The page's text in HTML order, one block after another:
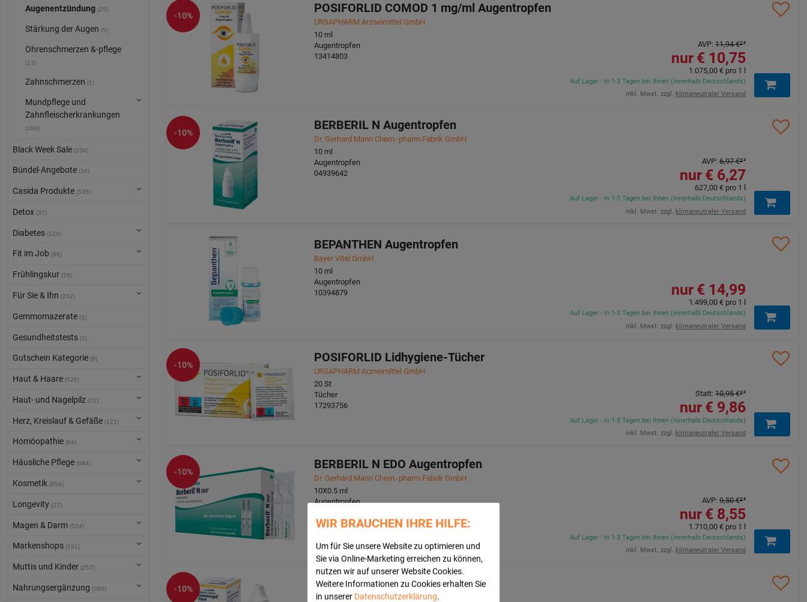
WIR BRAUCHEN IHRE HILFE:
Um für Sie unsere Website zu optimieren und
Sie via Online-Marketing erreichen zu können,
nutzen wir auf unserer Website Cookies.
Weitere Informationen zu Cookies erhalten Sie
in unserer Datenschutzerklärung.
POSIFORLID COMOD 1 mg/ml Augentropfen
URSAPHARM Arzneimittel GmbH
10 ml
Augentropfen
13414803
10,75 €
AVP: 11,94 €²
Auf Lager - In 1-3 Tagen bei Ihnen (innerhalb Deutschlands)
inkl. Mwst. zzgl. klimaneutraler Versand
1.075,00 €pro 1 l
-10%
BERBERIL N Augentropfen
Dr. Gerhard Mann Chem.-pharm.Fabrik GmbH
10 ml
Augentropfen
04939642
6,27 €
AVP: 6,97 €²
Auf Lager - In 1-3 Tagen bei Ihnen (innerhalb Deutschlands)
inkl. Mwst. zzgl. klimaneutraler Versand
627,00 €pro 1 l
-10%
BEPANTHEN Augentropfen
Bayer Vital GmbH
10 ml
Augentropfen
10394879
14,99 €
Auf Lager - In 1-3 Tagen bei Ihnen (innerhalb Deutschlands)
inkl. Mwst. zzgl. klimaneutraler Versand
1.499,00 €pro 1 l
POSIFORLID Lidhygiene-Tücher
URSAPHARM Arzneimittel GmbH
20 St
Tücher
17293756
9,86 €
Statt: 10,95 €³
Auf Lager - In 1-3 Tagen bei Ihnen (innerhalb Deutschlands)
inkl. Mwst. zzgl. klimaneutraler Versand
-10%
BERBERIL N EDO Augentropfen
Dr. Gerhard Mann Chem.-pharm.Fabrik GmbH
10X0.5 ml
Augentropfen
8,55 €
AVP: 9,50 €²
Auf Lager - In 1-3 Tagen bei Ihnen (innerhalb Deutschlands)
inkl. Mwst. zzgl. klimaneutraler Versand
1.710,00 €pro 1 l
-10%
CORNEREGEL Fluid Augentropfen
Dr. Gerhard Mann Chem.-pharm.Fabrik GmbH
-10%
Augenentzündung (25)
Stärkung der Augen (5)
Ohrenschmerzen &-pflege
(13)
Zahnschmerzen (1)
Mundpflege und
Zahnfleischerkrankungen
(166)
Black Week Sale (156)
Bündel-Angebote (16)
Casida Produkte (535)
Detox (37)
Diabetes (126)
Fit im Job (86)
Frühlingskur (18)
Für Sie & Ihn (252)
Gemmomazerate (3)
Gesundheitstests (3)
Gutschein Kategorie (9)
Haut & Haare (526)
Haut- und Nagelpilz (72)
Herz, Kreislauf & Gefäße (121)
Homöopathie (64)
Häusliche Pflege (694)
Kosmetik (854)
Longevity (27)
Magen & Darm (524)
Markenshops (191)
Muttis und Kinder (257)
Nahrungsergänzung (380)